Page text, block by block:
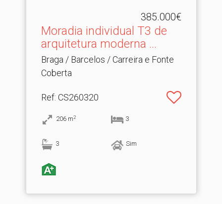
385.000€
Moradia individual T3 de
arquitetura moderna .​..
Braga / Barcelos / Carreira e Fonte
Coberta
Ref: CS260320
206 m2 3
3 Sim